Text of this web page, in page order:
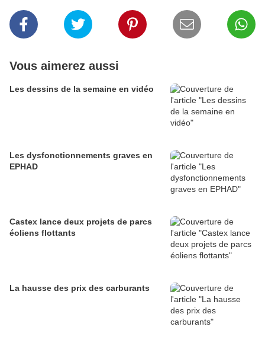
Vous aimerez aussi
Les dessins de la semaine en vidéo
Les dysfonctionnements graves en
EPHAD
Castex lance deux projets de parcs
éoliens flottants
La hausse des prix des carburants